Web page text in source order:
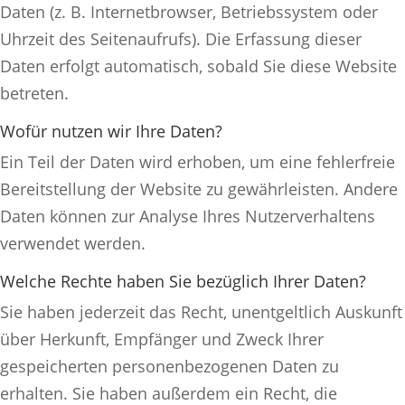
Daten (z. B. Internetbrowser, Betriebssystem oder
Uhrzeit des Seitenaufrufs). Die Erfassung dieser
Daten erfolgt automatisch, sobald Sie diese Website
betreten.
Wofür nutzen wir Ihre Daten?
Ein Teil der Daten wird erhoben, um eine fehlerfreie
Bereitstellung der Website zu gewährleisten. Andere
Daten können zur Analyse Ihres Nutzerverhaltens
verwendet werden.
Welche Rechte haben Sie bezüglich Ihrer Daten?
Sie haben jederzeit das Recht, unentgeltlich Auskunft
über Herkunft, Empfänger und Zweck Ihrer
gespeicherten personenbezogenen Daten zu
erhalten. Sie haben außerdem ein Recht, die